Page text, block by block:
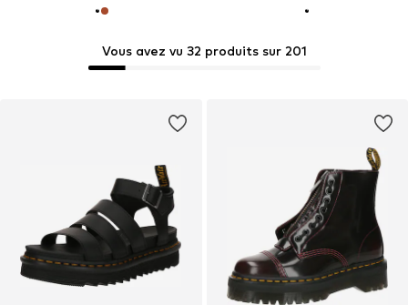
Vous avez vu 32 produits sur 201